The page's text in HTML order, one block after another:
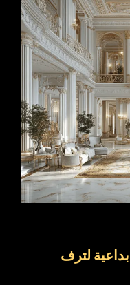
لترف